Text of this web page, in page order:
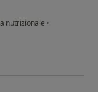
nutrizionale •